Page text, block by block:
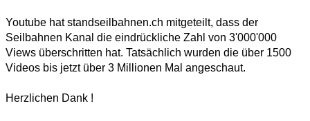
Youtube hat standseilbahnen.ch mitgeteilt, dass der
Seilbahnen Kanal die eindrückliche Zahl von 3'000'000
Views überschritten hat. Tatsächlich wurden die über 1500
Videos bis jetzt über 3 Millionen Mal angeschaut.
Herzlichen Dank !